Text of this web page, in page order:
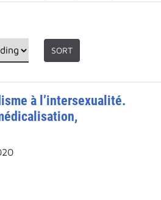
SORT
à l’intersexualité.